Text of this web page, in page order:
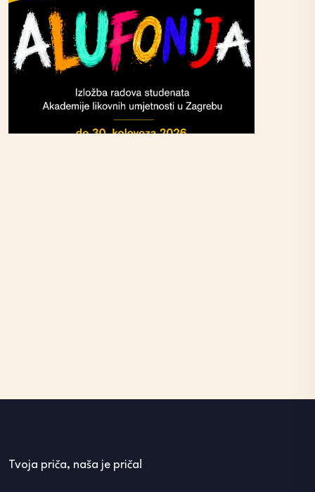
Tvoja priča, naša je priča!